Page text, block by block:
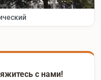
с нами!